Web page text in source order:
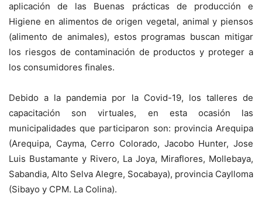
aplicación de las Buenas prácticas de producción e
Higiene en alimentos de origen vegetal, animal y piensos
(alimento de animales), estos programas buscan mitigar
los riesgos de contaminación de productos y proteger a
los consumidores finales.
Debido a la pandemia por la Covid-19, los talleres de
capacitación son virtuales, en esta ocasión las
municipalidades que participaron son: provincia Arequipa
(Arequipa, Cayma, Cerro Colorado, Jacobo Hunter, Jose
Luis Bustamante y Rivero, La Joya, Miraflores, Mollebaya,
Sabandia, Alto Selva Alegre, Socabaya), provincia Caylloma
(Sibayo y CPM. La Colina).